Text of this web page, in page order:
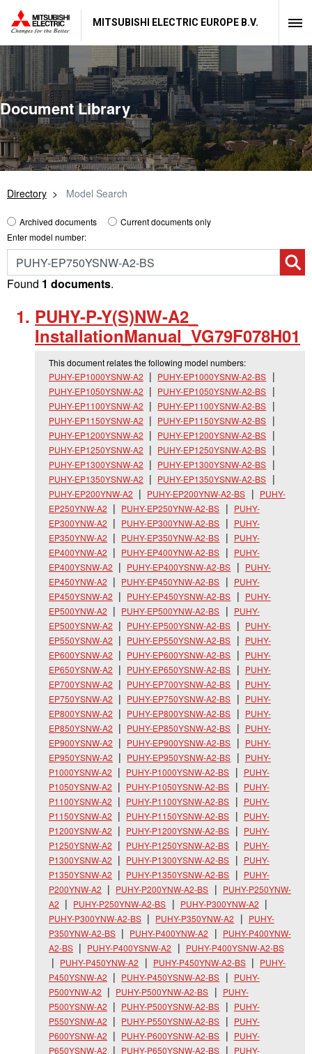
MITSUBISHI ELECTRIC EUROPE B.V.
Document Library
Directory Model Search
Archived documents
Current documents only
Enter model number:
Found 1 documents.
PUHY-P-Y(S)NW-A2_
InstallationManual_ VG79F078H01
This document relates the following model numbers:
PUHY-EP1000YSNW-A2
PUHY-EP1000YSNW-A2-BS
PUHY-EP1050YSNW-A2
PUHY-EP1050YSNW-A2-BS
PUHY-EP1100YSNW-A2
PUHY-EP1100YSNW-A2-BS
PUHY-EP1150YSNW-A2
PUHY-EP1150YSNW-A2-BS
PUHY-EP1200YSNW-A2
PUHY-EP1200YSNW-A2-BS
PUHY-EP1250YSNW-A2
PUHY-EP1250YSNW-A2-BS
PUHY-EP1300YSNW-A2
PUHY-EP1300YSNW-A2-BS
PUHY-EP1350YSNW-A2
PUHY-EP1350YSNW-A2-BS
PUHY-EP200YNW-A2
PUHY-EP200YNW-A2-BS
PUHY-
EP250YNW-A2
PUHY-EP250YNW-A2-BS
PUHY-
EP300YNW-A2
PUHY-EP300YNW-A2-BS
PUHY-
EP350YNW-A2
PUHY-EP350YNW-A2-BS
PUHY-
EP400YNW-A2
PUHY-EP400YNW-A2-BS
PUHY-
EP400YSNW-A2
PUHY-EP400YSNW-A2-BS
PUHY-
EP450YNW-A2
PUHY-EP450YNW-A2-BS
PUHY-
EP450YSNW-A2
PUHY-EP450YSNW-A2-BS
PUHY-
EP500YNW-A2
PUHY-EP500YNW-A2-BS
PUHY-
EP500YSNW-A2
PUHY-EP500YSNW-A2-BS
PUHY-
EP550YSNW-A2
PUHY-EP550YSNW-A2-BS
PUHY-
EP600YSNW-A2
PUHY-EP600YSNW-A2-BS
PUHY-
EP650YSNW-A2
PUHY-EP650YSNW-A2-BS
PUHY-
EP700YSNW-A2
PUHY-EP700YSNW-A2-BS
PUHY-
EP750YSNW-A2
PUHY-EP750YSNW-A2-BS
PUHY-
EP800YSNW-A2
PUHY-EP800YSNW-A2-BS
PUHY-
EP850YSNW-A2
PUHY-EP850YSNW-A2-BS
PUHY-
EP900YSNW-A2
PUHY-EP900YSNW-A2-BS
PUHY-
EP950YSNW-A2
PUHY-EP950YSNW-A2-BS
PUHY-
P1000YSNW-A2
PUHY-P1000YSNW-A2-BS
PUHY-
P1050YSNW-A2
PUHY-P1050YSNW-A2-BS
PUHY-
P1100YSNW-A2
PUHY-P1100YSNW-A2-BS
PUHY-
P1150YSNW-A2
PUHY-P1150YSNW-A2-BS
PUHY-
P1200YSNW-A2
PUHY-P1200YSNW-A2-BS
PUHY-
P1250YSNW-A2
PUHY-P1250YSNW-A2-BS
PUHY-
P1300YSNW-A2
PUHY-P1300YSNW-A2-BS
PUHY-
P1350YSNW-A2
PUHY-P1350YSNW-A2-BS
PUHY-
P200YNW-A2
PUHY-P200YNW-A2-BS
PUHY-P250YNW-
A2
PUHY-P250YNW-A2-BS
PUHY-P300YNW-A2
PUHY-P300YNW-A2-BS
PUHY-P350YNW-A2
PUHY-
P350YNW-A2-BS
PUHY-P400YNW-A2
PUHY-P400YNW-
A2-BS
PUHY-P400YSNW-A2
PUHY-P400YSNW-A2-BS
PUHY-P450YNW-A2
PUHY-P450YNW-A2-BS
PUHY-
P450YSNW-A2
PUHY-P450YSNW-A2-BS
PUHY-
P500YNW-A2
PUHY-P500YNW-A2-BS
PUHY-
P500YSNW-A2
PUHY-P500YSNW-A2-BS
PUHY-
P550YSNW-A2
PUHY-P550YSNW-A2-BS
PUHY-
P600YSNW-A2
PUHY-P600YSNW-A2-BS
PUHY-
P650YSNW-A2
PUHY-P650YSNW-A2-BS
PUHY-